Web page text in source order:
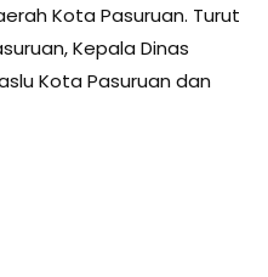
Kota Pasuruan. Turut
Kepala Dinas
Kota Pasuruan dan